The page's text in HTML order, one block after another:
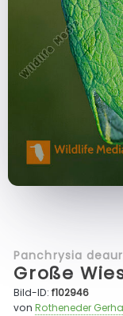
Panchrysia
Große
Bild-ID:f102946
vonRotheneder